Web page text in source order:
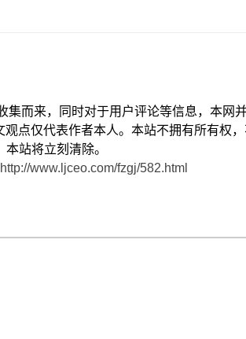
而来，同时对于用户评论等信息，本网
点仅代表作者本人。本站不拥有所有权
站将立刻清除。
http://www.ljceo.com/fzgj/582.html